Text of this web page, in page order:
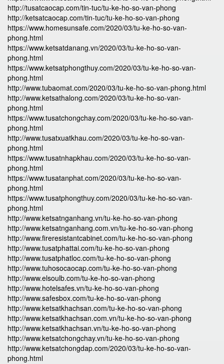
http://tusatcaocap.com/tin-tuc/tu-ke-ho-so-van-phong
http://ketsatcaocap.com/tin-tuc/tu-ke-ho-so-van-phong
https://www.homesunsafe.com/2020/03/tu-ke-ho-so-van-
phong.html
https://www.ketsatdanang.vn/2020/03/tu-ke-ho-so-van-
phong.html
https://www.ketsatphongthuy.com/2020/03/tu-ke-ho-so-van-
phong.html
http://www.tubaomat.com/2020/03/tu-ke-ho-so-van-phong.html
http://www.ketsathalong.com/2020/03/tu-ke-ho-so-van-
phong.html
https://www.tusatchongchay.com/2020/03/tu-ke-ho-so-van-
phong.html
http://www.tusatxuatkhau.com/2020/03/tu-ke-ho-so-van-
phong.html
https://www.tusatnhapkhau.com/2020/03/tu-ke-ho-so-van-
phong.html
https://www.tusatanphat.com/2020/03/tu-ke-ho-so-van-
phong.html
https://www.tusatphongthuy.com/2020/03/tu-ke-ho-so-van-
phong.html
http://www.ketsatnganhang.vn/tu-ke-ho-so-van-phong
http://www.ketsatnganhang.com.vn/tu-ke-ho-so-van-phong
http://www.fireresistantcabinet.com/tu-ke-ho-so-van-phong
http://www.tusatphattai.com/tu-ke-ho-so-van-phong
http://www.tusatphatloc.com/tu-ke-ho-so-van-phong
http://www.tuhosocaocap.com/tu-ke-ho-so-van-phong
http://www.elsoulb.com/tu-ke-ho-so-van-phong
http://www.hotelsafes.vn/tu-ke-ho-so-van-phong
http://www.safesbox.com/tu-ke-ho-so-van-phong
http://www.ketsatkhachsan.com/tu-ke-ho-so-van-phong
http://www.ketsatkhachsan.com.vn/tu-ke-ho-so-van-phong
http://www.ketsatkhachsan.vn/tu-ke-ho-so-van-phong
http://www.ketsatchongchay.vn/tu-ke-ho-so-van-phong
http://www.ketsatchongdap.com/2020/03/tu-ke-ho-so-van-
phong.html